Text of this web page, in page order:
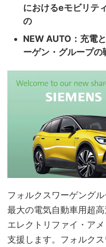
におけるeモビリテ
の
NEW AUTO：充電
ーゲン・グループ
フォルクスワーゲング
最大の電気自動車用超
エレクトリファイ・ア
支援します。フォルク